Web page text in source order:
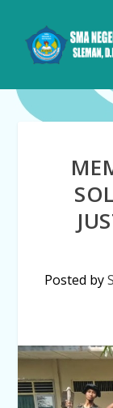
Posted by